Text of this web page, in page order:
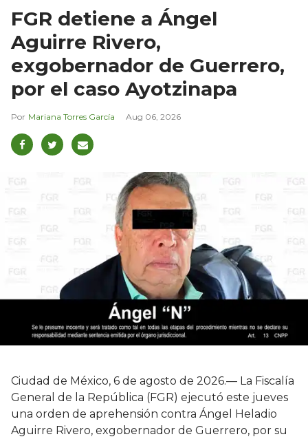
FGR detiene a Ángel
Aguirre Rivero,
exgobernador de Guerrero,
por el caso Ayotzinapa
Mariana Torres García Aug 06, 2026
Ciudad de México, 6 de agosto de 2026.— La Fiscalía
General de la República (FGR) ejecutó este jueves
una orden de aprehensión contra Ángel Heladio
Aguirre Rivero, exgobernador de Guerrero, por su